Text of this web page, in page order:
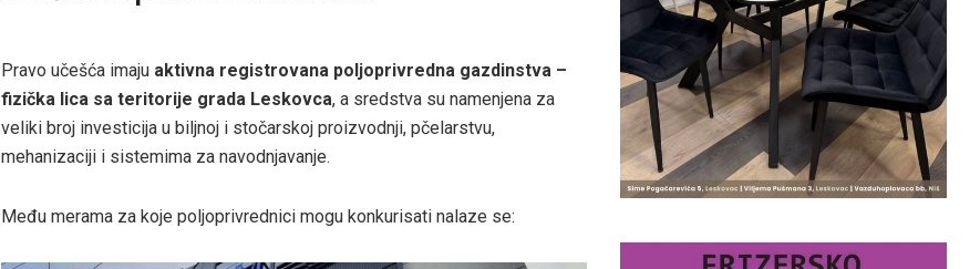
Pravo učešća imaju aktivna registrovana poljoprivredna gazdinstva –
fizička lica sa teritorije grada Leskovca, a sredstva su namenjena za
veliki broj investicija u biljnoj i stočarskoj proizvodnji, pčelarstvu,
mehanizaciji i sistemima za navodnjavanje.
Među merama za koje poljoprivrednici mogu konkurisati nalaze se: